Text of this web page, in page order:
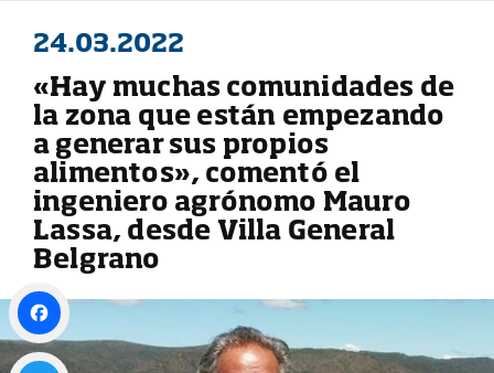
24.03.2022
«Hay muchas comunidades de
la zona que están empezando
a generar sus propios
alimentos», comentó el
ingeniero agrónomo Mauro
Lassa, desde Villa General
Belgrano
Facebook